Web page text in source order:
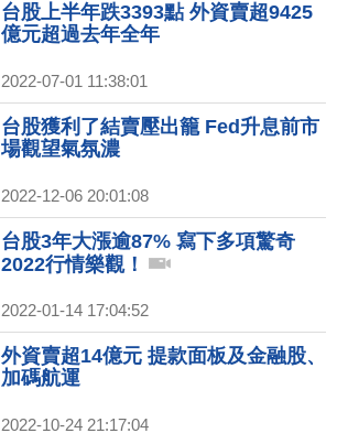
台股上半年跌3393點 外資賣超9425
億元超過去年全年
2022-07-01 11:38:01
台股獲利了結賣壓出籠 Fed升息前市
場觀望氣氛濃
2022-12-06 20:01:08
台股3年大漲逾87% 寫下多項驚奇
2022行情樂觀！
2022-01-14 17:04:52
外資賣超14億元 提款面板及金融股、
加碼航運
2022-10-24 21:17:04